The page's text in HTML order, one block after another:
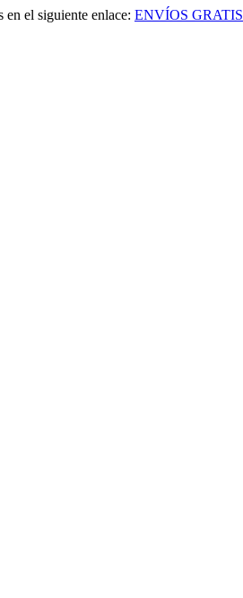
el siguiente enlace: ENVÍOS GRATIS